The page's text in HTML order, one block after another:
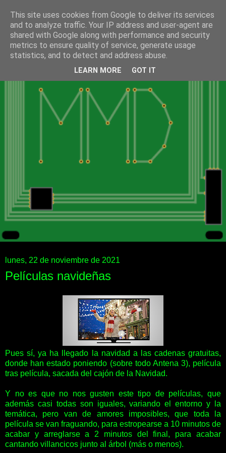
lunes, 22 de noviembre de 2021
Películas navideñas
Pues sí, ya ha llegado la navidad a las cadenas gratuitas,
donde han estado poniendo (sobre todo Antena 3), película
tras película, sacada del cajón de la Navidad.
Y no es que no nos gusten este tipo de películas, que
además casi todas son iguales, variando el entorno y la
temática, pero van de amores imposibles, que toda la
película se van fraguando, para estropearse a 10 minutos de
acabar y arreglarse a 2 minutos del final, para acabar
cantando villancicos junto al árbol (más o menos).
This site uses cookies from Google to deliver its services
and to analyze traffic. Your IP address and user-agent are
shared with Google along with performance and security
metrics to ensure quality of service, generate usage
statistics, and to detect and address abuse.
LEARN MORE GOT IT